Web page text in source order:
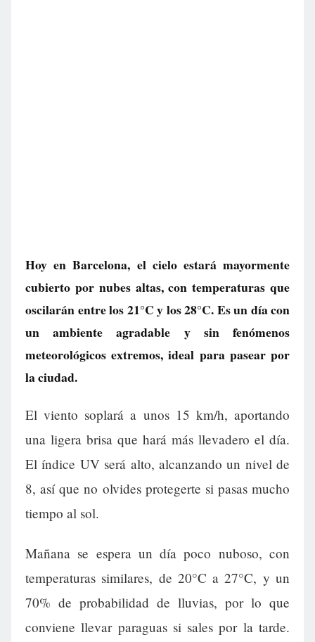
Hoy en Barcelona, el cielo estará mayormente
cubierto por nubes altas, con temperaturas que
oscilarán entre los 21°C y los 28°C. Es un día con
un ambiente agradable y sin fenómenos
meteorológicos extremos, ideal para pasear por
la ciudad.
El viento soplará a unos 15 km/h, aportando
una ligera brisa que hará más llevadero el día.
El índice UV será alto, alcanzando un nivel de
8, así que no olvides protegerte si pasas mucho
tiempo al sol.
Mañana se espera un día poco nuboso, con
temperaturas similares, de 20°C a 27°C, y un
70% de probabilidad de lluvias, por lo que
conviene llevar paraguas si sales por la tarde.